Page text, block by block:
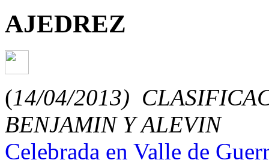
AJEDREZ
(14/04/2013)
BENJAMIN Y ALEVIN
Celebrada en Valle de